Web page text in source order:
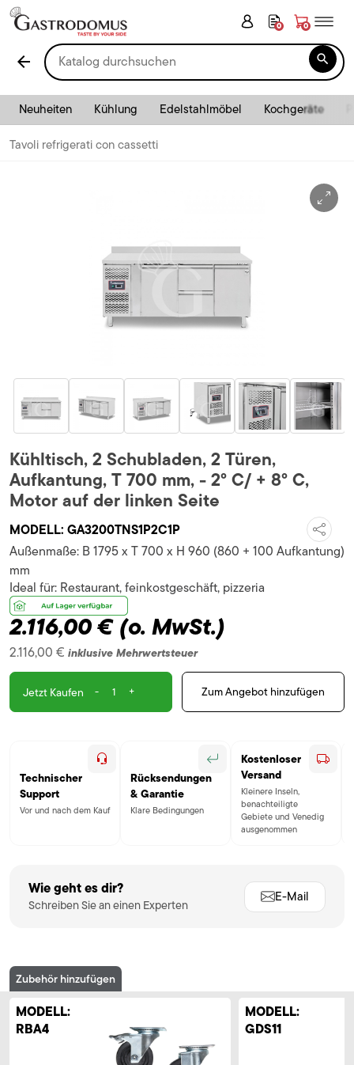
0 0
arrow_back 
Neuheiten Kühlung Edelstahlmöbel Kochgeräte
Tavoli refrigerati con cassetti
Kühltisch, 2 Schubladen, 2 Türen,
Aufkantung, T 700 mm, - 2° C/ + 8° C,
Motor auf der linken Seite
MODELL: GA3200TNS1P2C1P
Außenmaße: B 1795 x T 700 x H 960 (860 + 100 Aufkantung)
mm
2.116,00 €(o. MwSt.)
2.116,00 € inklusive Mehrwertsteuer
Ideal für: Restaurant, feinkostgeschäft, pizzeria
Jetzt Kaufen - + Zum Angebot hinzufügen
Technischer
Support
Vor und nach dem Kauf
Rücksendungen
& Garantie
Klare Bedingungen
Kostenloser
Versand
Kleinere Inseln,
benachteiligte
Gebiete und Venedig
ausgenommen
Wie geht es dir?
Schreiben Sie an einen Experten
E-Mail
Zubehör hinzufügen
MODELL:
RBA4
MODELL:
GDS11